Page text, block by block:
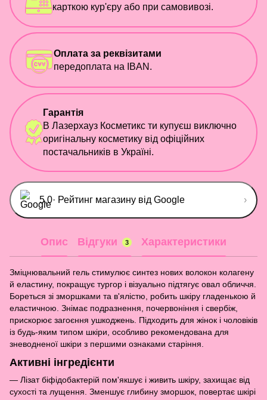
карткою кур'єру або при самовивозі.
Оплата за реквізитами
передоплата на IBAN.
Гарантія
В Лазерхауз Косметикс ти купуєш виключно
оригінальну косметику від офіційних
постачальників в Україні.
5,0· Рейтинг магазину від Google ›
Опис Відгуки 3 Характеристики
Зміцнювальний гель стимулює синтез нових волокон колагену
й еластину, покращує тургор і візуально підтягує овал обличчя.
Бореться зі зморшками та в'ялістю, робить шкіру гладенькою й
еластичною. Знімає подразнення, почервоніння і свербіж,
прискорює загоєння ушкоджень. Підходить для жінок і чоловіків
із будь-яким типом шкіри, особливо рекомендована для
зневодненої шкіри з першими ознаками старіння.
Активні інгредієнти
— Лізат біфідобактерій пом'якшує і живить шкіру, захищає від
сухості та лущення. Зменшує глибину зморшок, повертає шкірі